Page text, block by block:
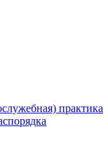
практика